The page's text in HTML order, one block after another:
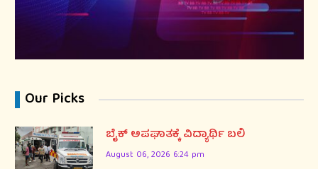
Our Picks
ಬೈಕ್ ಅಪಘಾತಕ್ಕೆ ವಿದ್ಯಾರ್ಥಿ ಬಲಿ
August 06, 2026 6:24 pm